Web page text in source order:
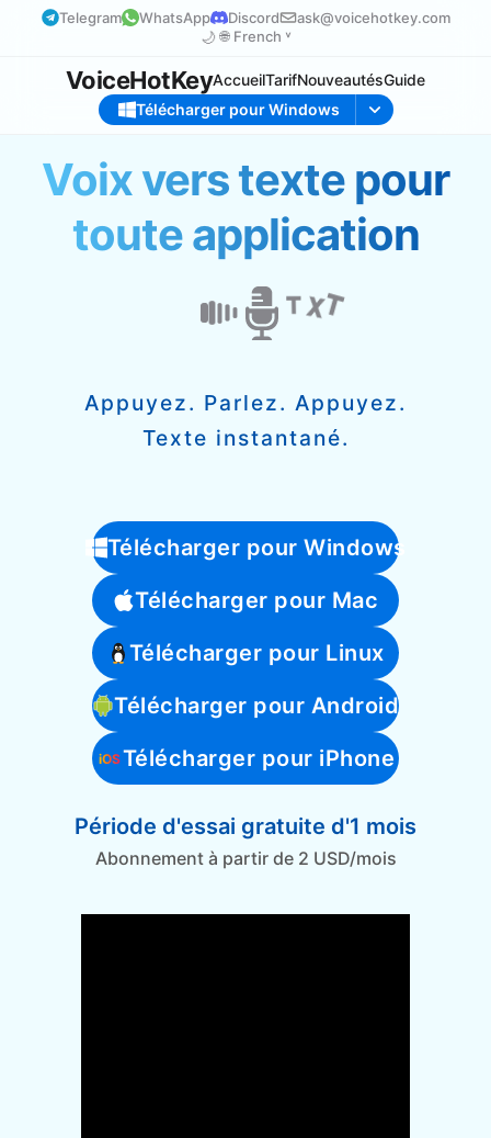
Telegram WhatsApp Discord ask@voicehotkey.com
🌙 🌐 French ˅
VoiceHotKeyAccueilTarifNouveautésGuide
Télécharger pour Windows
Voix vers texte pour
toute application
Appuyez. Parlez. Appuyez.
Texte instantané.
Télécharger pour Windows
Télécharger pour Mac
Télécharger pour Linux
Télécharger pour Android
Télécharger pour iPhone
Période d'essai gratuite d'1 mois
Abonnement à partir de 2 USD/mois